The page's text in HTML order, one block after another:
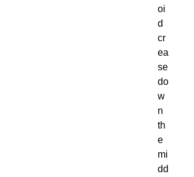
oi
d
cr
ea
se
do
w
n
th
e
mi
dd